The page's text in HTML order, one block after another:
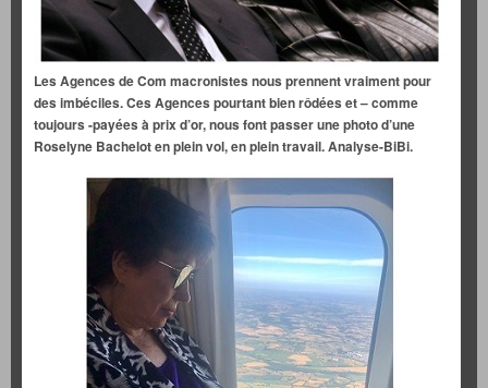
Les Agences de Com macronistes nous prennent vraiment pour
des imbéciles. Ces Agences pourtant bien rôdées et – comme
toujours -payées à prix d’or, nous font passer une photo d’une
Roselyne Bachelot en plein vol, en plein travail. Analyse-BiBi.